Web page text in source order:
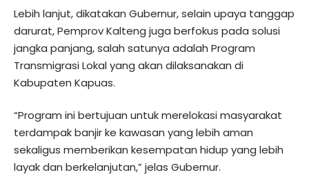
Lebih lanjut, dikatakan Gubernur, selain upaya tanggap
darurat, Pemprov Kalteng juga berfokus pada solusi
jangka panjang, salah satunya adalah Program
Transmigrasi Lokal yang akan dilaksanakan di
Kabupaten Kapuas.
“Program ini bertujuan untuk merelokasi masyarakat
terdampak banjir ke kawasan yang lebih aman
sekaligus memberikan kesempatan hidup yang lebih
layak dan berkelanjutan,” jelas Gubernur.